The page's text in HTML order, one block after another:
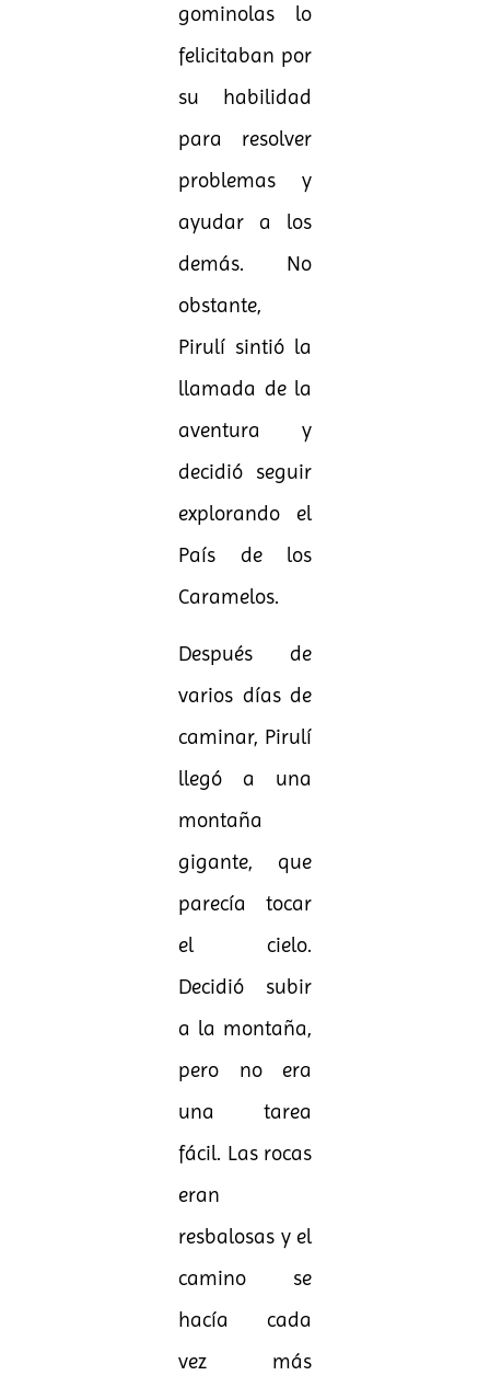
gominolas lo
felicitaban por
su habilidad
para resolver
problemas y
ayudar a los
demás. No
obstante,
Pirulí sintió la
llamada de la
aventura y
decidió seguir
explorando el
País de los
Caramelos.
Después de
varios días de
caminar, Pirulí
llegó a una
montaña
gigante, que
parecía tocar
el cielo.
Decidió subir
a la montaña,
pero no era
una tarea
fácil. Las rocas
eran
resbalosas y el
camino se
hacía cada
vez más